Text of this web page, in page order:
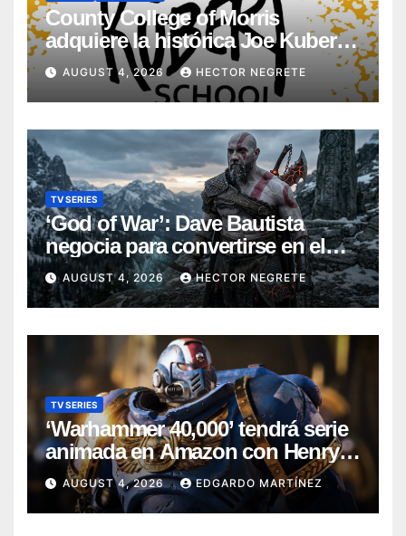
County College of Morris
adquiere la histórica Joe Kubert
School
AUGUST 4, 2026 HECTOR NEGRETE
TV SERIES
‘God of War’: Dave Bautista
negocia para convertirse en el
nuevo Kratos de la serie de
Amazon
AUGUST 4, 2026 HECTOR NEGRETE
TV SERIES
‘Warhammer 40,000’ tendrá serie
animada en Amazon con Henry
Cavill como productor
AUGUST 4, 2026 EDGARDO MARTÍNEZ